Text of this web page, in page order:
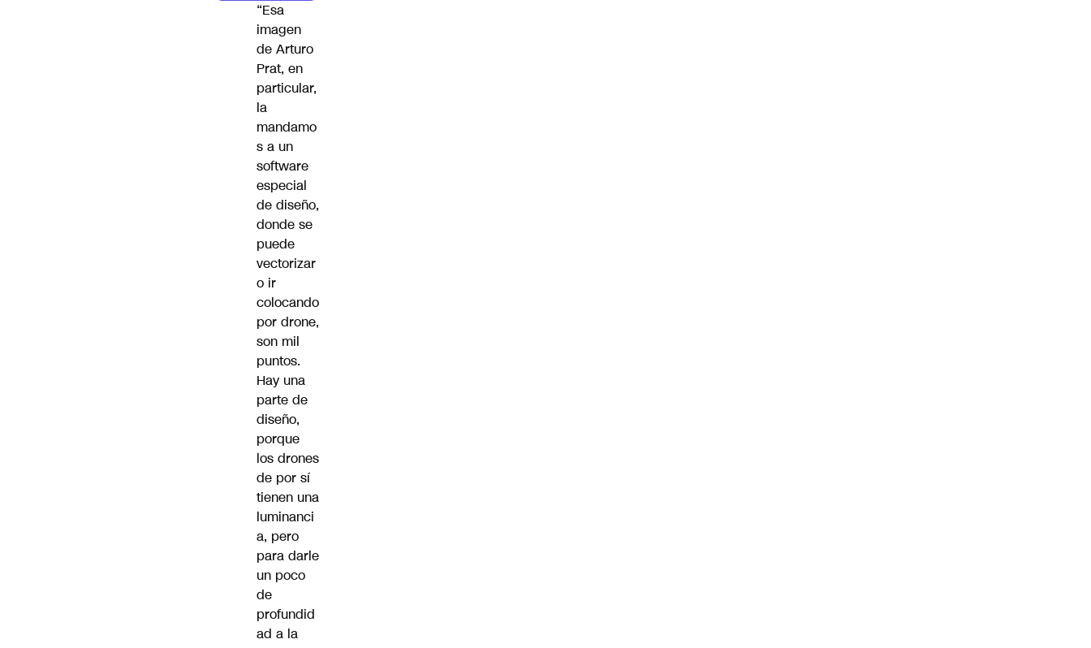
“Esa
imagen
de Arturo
Prat, en
particular,
la
mandamo
s a un
software
especial
de diseño,
donde se
puede
vectorizar
o ir
colocando
por drone,
son mil
puntos.
Hay una
parte de
diseño,
porque
los drones
de por sí
tienen una
luminanci
a, pero
para darle
un poco
de
profundid
ad a la